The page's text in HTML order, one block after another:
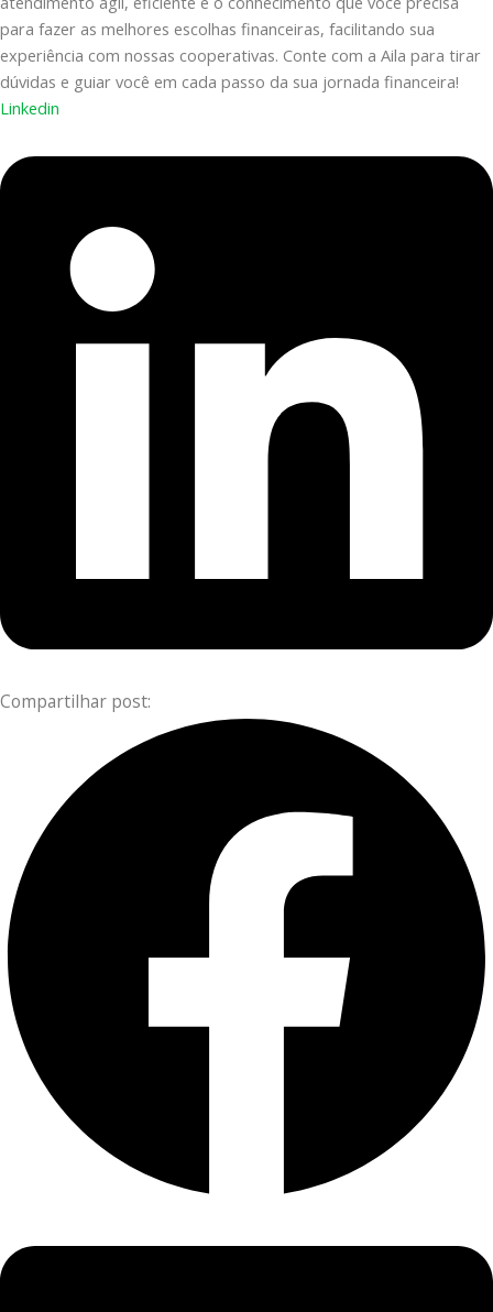
para fazer as melhores escolhas financeiras, facilitando sua
experiência com nossas cooperativas. Conte com a Aila para tirar
dúvidas e guiar você em cada passo da sua jornada financeira!
Linkedin
Compartilhar post: